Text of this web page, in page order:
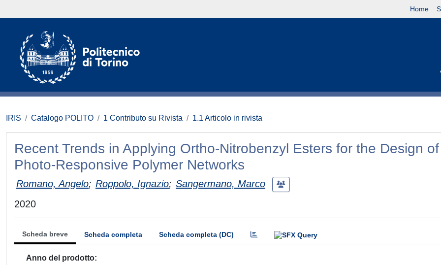
Home
IRIS Catalogo POLITO 1 Contributo su Rivista 1.1 Articolo in rivista
Recent Trends in Applying Ortho-Nitrobenzyl Esters for the Design of
Photo-Responsive Polymer Networks
Romano, Angelo; Roppolo, Ignazio; Sangermano, Marco
2020
Scheda breve Scheda completa Scheda completa (DC)
Anno del prodotto